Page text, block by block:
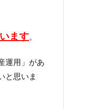
ます。
運用」があ
と思いま